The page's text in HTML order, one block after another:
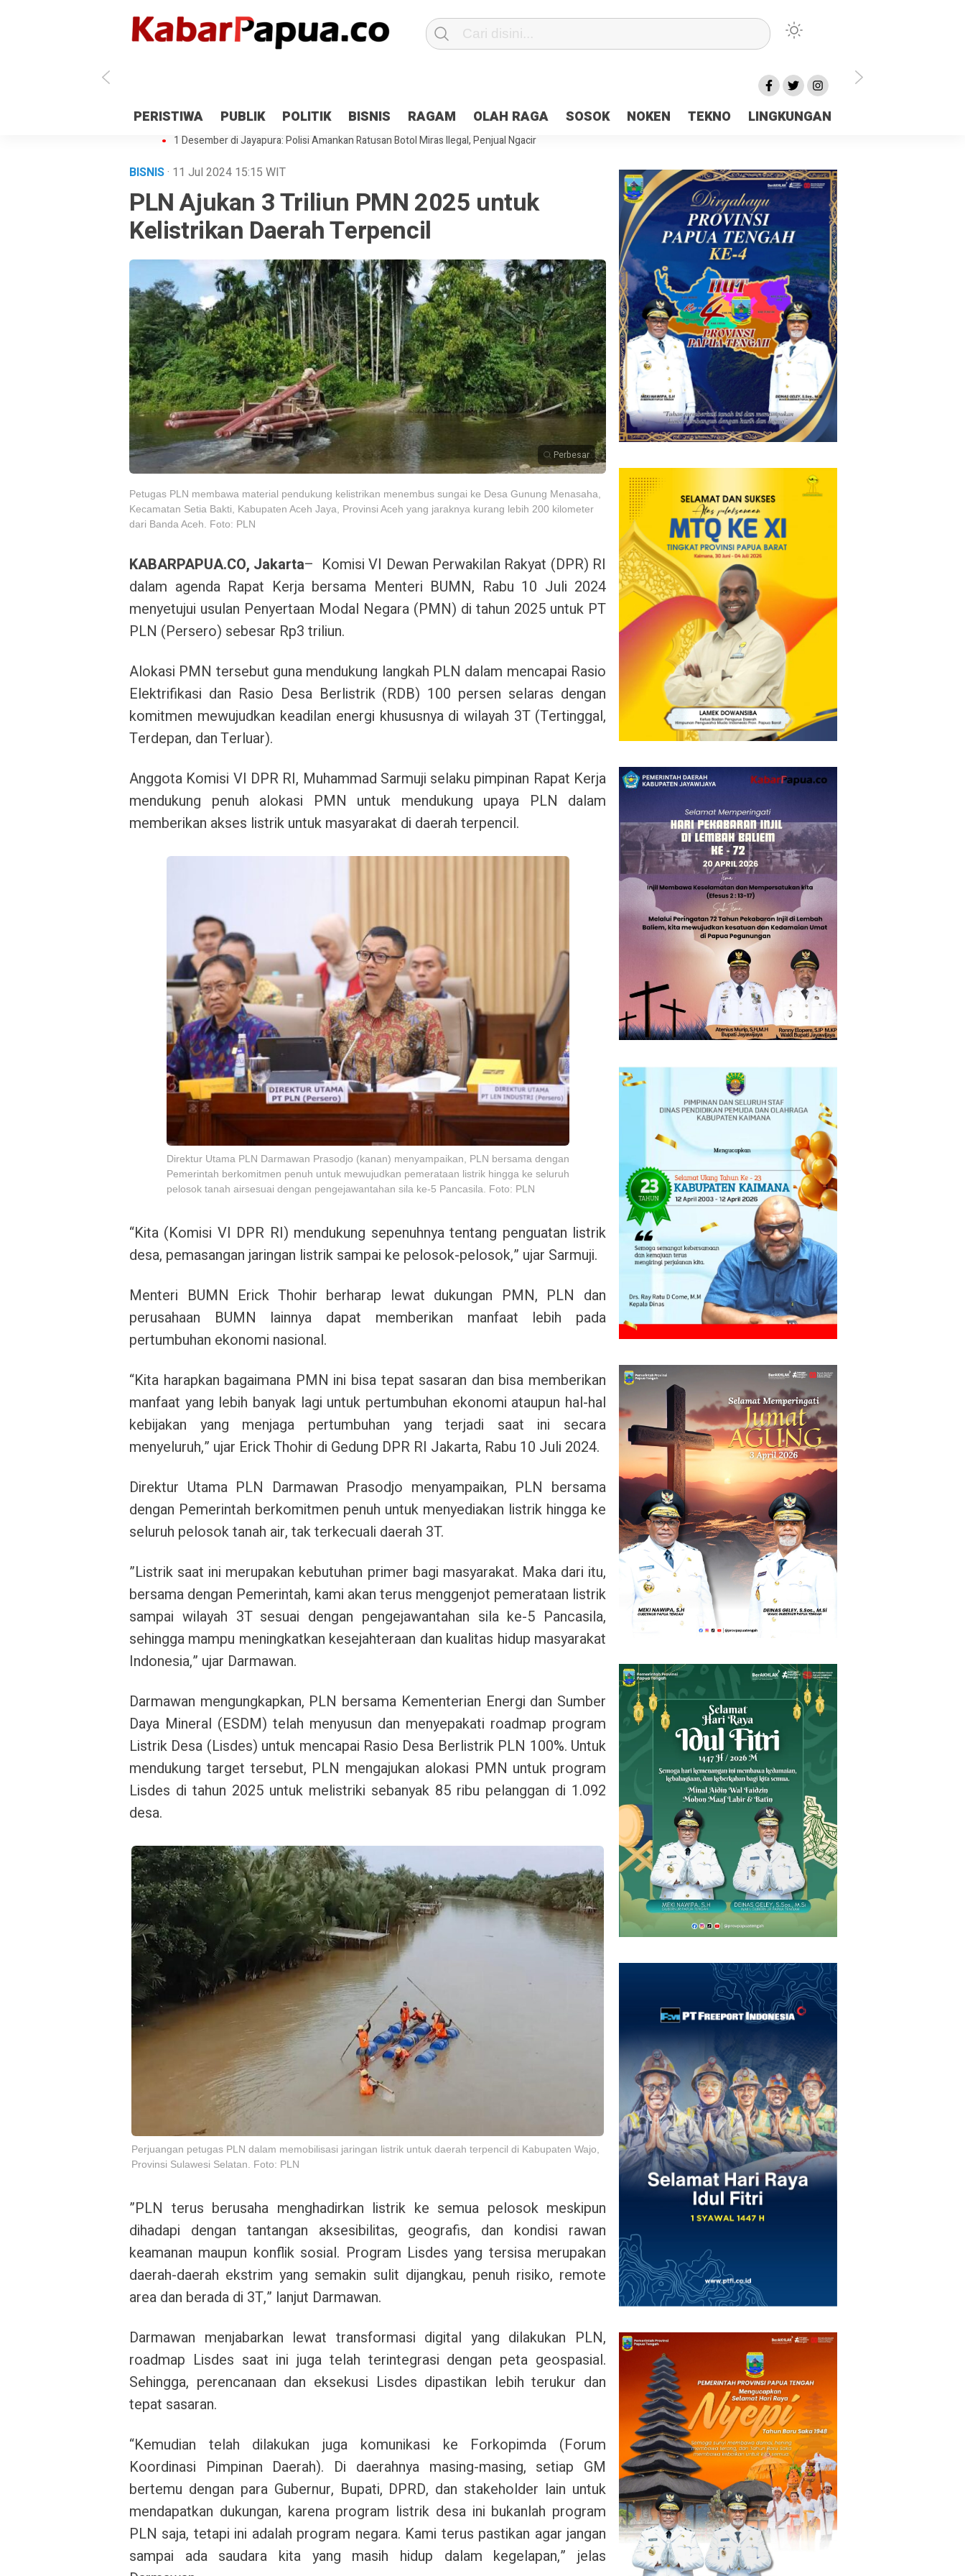
PERISTIWA PUBLIK POLITIK BISNIS RAGAM OLAH RAGA SOSOK NOKEN TEKNO LINGKUNGAN
Antisipasi 1 Desember, TNI Polri Patroli 2×24 jam di Kota Jayapura
Pesan Sejuk Polri di Deklarasi Pemilu Ceria Tanah Papua
Gedung Perpustakaan SMPN 5 Sentani Terbakar
Hibah Pilkada Jayapura Cair 10 Persen, Deposit Kas Daerah Rp23 Miliar Disorot
1 Desember di Jayapura: Polisi Amankan Ratusan Botol Miras Ilegal, Penjual Ngacir
BISNIS· 11 Jul 2024 15:15 WIT
PLN Ajukan 3 Triliun PMN 2025 untuk
Kelistrikan Daerah Terpencil
Perbesar
Petugas PLN membawa material pendukung kelistrikan menembus sungai ke Desa Gunung Menasaha,
Kecamatan Setia Bakti, Kabupaten Aceh Jaya, Provinsi Aceh yang jaraknya kurang lebih 200 kilometer
dari Banda Aceh. Foto: PLN
KABARPAPUA.CO, Jakarta– Komisi VI Dewan Perwakilan Rakyat (DPR) RI
dalam agenda Rapat Kerja bersama Menteri BUMN, Rabu 10 Juli 2024
menyetujui usulan Penyertaan Modal Negara (PMN) di tahun 2025 untuk PT
PLN (Persero) sebesar Rp3 triliun.
Alokasi PMN tersebut guna mendukung langkah PLN dalam mencapai Rasio
Elektrifikasi dan Rasio Desa Berlistrik (RDB) 100 persen selaras dengan
komitmen mewujudkan keadilan energi khususnya di wilayah 3T (Tertinggal,
Terdepan, dan Terluar).
Anggota Komisi VI DPR RI, Muhammad Sarmuji selaku pimpinan Rapat Kerja
mendukung penuh alokasi PMN untuk mendukung upaya PLN dalam
memberikan akses listrik untuk masyarakat di daerah terpencil.
Direktur Utama PLN Darmawan Prasodjo (kanan) menyampaikan, PLN bersama dengan
Pemerintah berkomitmen penuh untuk mewujudkan pemerataan listrik hingga ke seluruh
pelosok tanah airsesuai dengan pengejawantahan sila ke-5 Pancasila. Foto: PLN
“Kita (Komisi VI DPR RI) mendukung sepenuhnya tentang penguatan listrik
desa, pemasangan jaringan listrik sampai ke pelosok-pelosok,” ujar Sarmuji.
Menteri BUMN Erick Thohir berharap lewat dukungan PMN, PLN dan
perusahaan BUMN lainnya dapat memberikan manfaat lebih pada
pertumbuhan ekonomi nasional.
“Kita harapkan bagaimana PMN ini bisa tepat sasaran dan bisa memberikan
manfaat yang lebih banyak lagi untuk pertumbuhan ekonomi ataupun hal-hal
kebijakan yang menjaga pertumbuhan yang terjadi saat ini secara
menyeluruh,” ujar Erick Thohir di Gedung DPR RI Jakarta, Rabu 10 Juli 2024.
Direktur Utama PLN Darmawan Prasodjo menyampaikan, PLN bersama
dengan Pemerintah berkomitmen penuh untuk menyediakan listrik hingga ke
seluruh pelosok tanah air, tak terkecuali daerah 3T.
”Listrik saat ini merupakan kebutuhan primer bagi masyarakat. Maka dari itu,
bersama dengan Pemerintah, kami akan terus menggenjot pemerataan listrik
sampai wilayah 3T sesuai dengan pengejawantahan sila ke-5 Pancasila,
sehingga mampu meningkatkan kesejahteraan dan kualitas hidup masyarakat
Indonesia,” ujar Darmawan.
Darmawan mengungkapkan, PLN bersama Kementerian Energi dan Sumber
Daya Mineral (ESDM) telah menyusun dan menyepakati roadmap program
Listrik Desa (Lisdes) untuk mencapai Rasio Desa Berlistrik PLN 100%. Untuk
mendukung target tersebut, PLN mengajukan alokasi PMN untuk program
Lisdes di tahun 2025 untuk melistriki sebanyak 85 ribu pelanggan di 1.092
desa.
Perjuangan petugas PLN dalam memobilisasi jaringan listrik untuk daerah terpencil di Kabupaten Wajo,
Provinsi Sulawesi Selatan. Foto: PLN
”PLN terus berusaha menghadirkan listrik ke semua pelosok meskipun
dihadapi dengan tantangan aksesibilitas, geografis, dan kondisi rawan
keamanan maupun konflik sosial. Program Lisdes yang tersisa merupakan
daerah-daerah ekstrim yang semakin sulit dijangkau, penuh risiko, remote
area dan berada di 3T,” lanjut Darmawan.
Darmawan menjabarkan lewat transformasi digital yang dilakukan PLN,
roadmap Lisdes saat ini juga telah terintegrasi dengan peta geospasial.
Sehingga, perencanaan dan eksekusi Lisdes dipastikan lebih terukur dan
tepat sasaran.
“Kemudian telah dilakukan juga komunikasi ke Forkopimda (Forum
Koordinasi Pimpinan Daerah). Di daerahnya masing-masing, setiap GM
bertemu dengan para Gubernur, Bupati, DPRD, dan stakeholder lain untuk
mendapatkan dukungan, karena program listrik desa ini bukanlah program
PLN saja, tetapi ini adalah program negara. Kami terus pastikan agar jangan
sampai ada saudara kita yang masih hidup dalam kegelapan,” jelas